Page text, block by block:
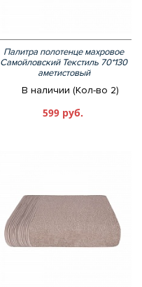
Палитра полотенце махровое
Самойловский Текстиль 70*130
аметистовый
В наличии (Кол-во 2)
599 руб.